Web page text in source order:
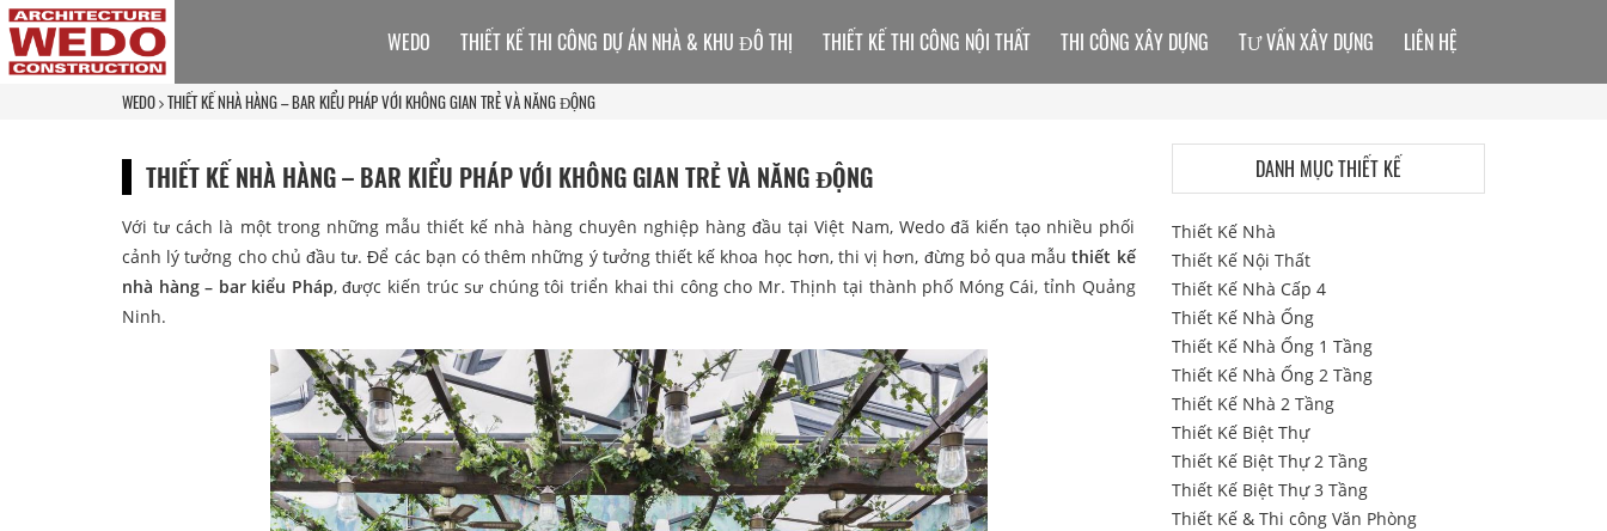
WEDO THIẾT KẾ NHÀ HÀNG – BAR KIỂU PHÁP VỚI KHÔNG GIAN TRẺ VÀ NĂNG ĐỘNG
THIẾT KẾ NHÀ HÀNG – BAR KIỂU PHÁP VỚI KHÔNG GIAN TRẺ VÀ NĂNG ĐỘNG
Với tư cách là một trong những mẫu thiết kế nhà hàng chuyên nghiệp hàng đầu tại Việt Nam, Wedo đã kiến tạo nhiều phối
cảnh lý tưởng cho chủ đầu tư. Để các bạn có thêm những ý tưởng thiết kế khoa học hơn, thi vị hơn, đừng bỏ qua mẫuthiết kế
nhà hàng – bar kiểu Pháp, được kiến trúc sư chúng tôi triển khai thi công cho Mr. Thịnh tại thành phố Móng Cái, tỉnh Quảng
Ninh.
WEDO THIẾT KẾ THI CÔNG DỰ ÁN NHÀ & KHU ĐÔ THỊ THIẾT KẾ THI CÔNG NỘI THẤT THI CÔNG XÂY DỰNG TƯ VẤN XÂY DỰNG LIÊN HỆ
DANH MỤC THIẾT KẾ
Thiết Kế Nhà
Thiết Kế Nội Thất
Thiết Kế Nhà Cấp 4
Thiết Kế Nhà Ống
Thiết Kế Nhà Ống 1 Tầng
Thiết Kế Nhà Ống 2 Tầng
Thiết Kế Nhà 2 Tầng
Thiết Kế Biệt Thự
Thiết Kế Biệt Thự 2 Tầng
Thiết Kế Biệt Thự 3 Tầng
Thiết Kế & Thi công Văn Phòng